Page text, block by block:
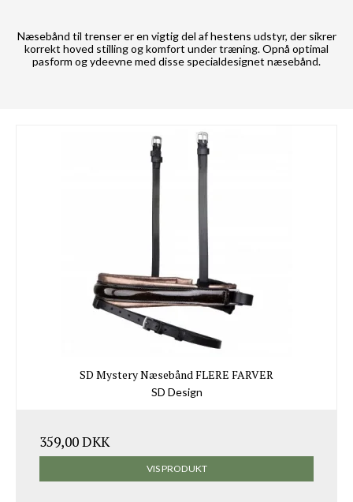
Næsebånd til trenser er en vigtig del af hestens udstyr, der sikrer
korrekt hoved stilling og komfort under træning. Opnå optimal
pasform og ydeevne med disse specialdesignet næsebånd.
SD Mystery Næsebånd FLERE FARVER
SD Design
359,00 DKK
VIS PRODUKT